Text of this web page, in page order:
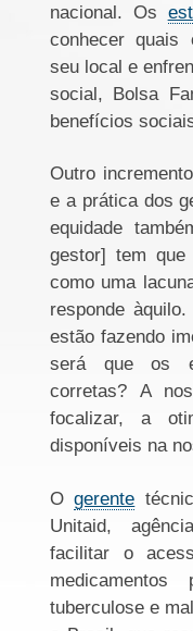
nacional. Os
conhecer quais
seu local e
social, Bolsa
benefícios
Outro
e a prática dos
equidade
gestor] tem
como uma
responde
estão fazendo
será que os
corretas? A
focalizar, a
disponíveis na
Ogerente
Unitaid,
facilitar o
tuberculose e